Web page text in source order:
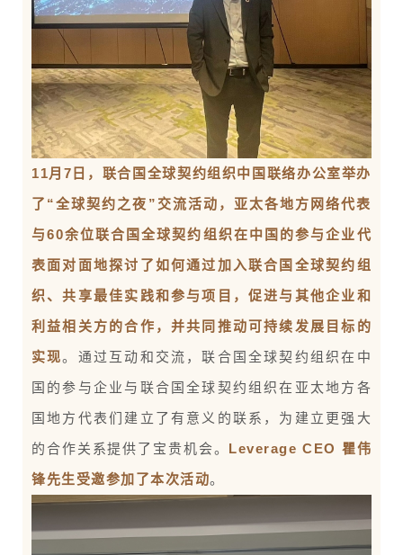
11月7日，联合国全球契约组织中国联络办公室举办
了“全球契约之夜”交流活动，亚太各地方网络代表
与60余位联合国全球契约组织在中国的参与企业代
表面对面地探讨了如何通过加入联合国全球契约组
织、共享最佳实践和参与项目，促进与其他企业和
利益相关方的合作，并共同推动可持续发展目标的
实现。通过互动和交流，联合国全球契约组织在中
国的参与企业与联合国全球契约组织在亚太地方各
国地方代表们建立了有意义的联系，为建立更强大
的合作关系提供了宝贵机会。 Leverage CEO 瞿伟
锋先生受邀参加了本次活动。